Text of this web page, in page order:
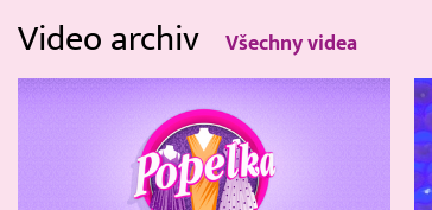
Video archiv Všechny videa